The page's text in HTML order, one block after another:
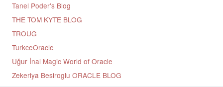
Tanel Poder's Blog
THE TOM KYTE BLOG
TROUG
TurkceOracle
Uğur İnal Magic World of Oracle
Zekeriya Besiroglu ORACLE BLOG